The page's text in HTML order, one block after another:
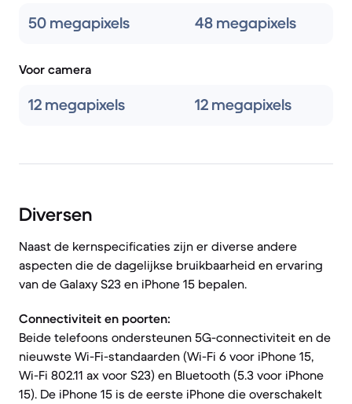
50 megapixels 48 megapixels
Voor camera
12 megapixels 12 megapixels
Diversen
Naast de kernspecificaties zijn er diverse andere
aspecten die de dagelijkse bruikbaarheid en ervaring
van de Galaxy S23 en iPhone 15 bepalen.
Connectiviteit en poorten:
Beide telefoons ondersteunen 5G-connectiviteit en de
nieuwste Wi-Fi-standaarden (Wi-Fi 6 voor iPhone 15,
Wi-Fi 802.11 ax voor S23) en Bluetooth (5.3 voor iPhone
15). De iPhone 15 is de eerste iPhone die overschakelt